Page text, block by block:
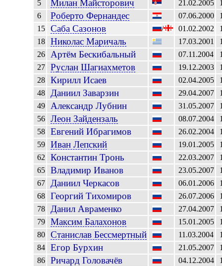
5
МиланМайсторович 21.02.2005
6
РобертоФернандес 07.06.2000
15
СабаСазонов / 01.02.2002
18
НиколасМаричаль 17.03.2001
26
АртёмБескибальный 07.11.2004
27
РусланШагиахметов 19.12.2003
28
КириллИсаев 02.04.2005
48
Даниил Заварзин 29.04.2007
49
АлександрЛубнин 31.05.2007
56
Леон Зайдензаль 08.07.2004
58
ЕвгенийИбрагимов 26.02.2004
59
ИванЛепский 19.01.2005
62
КонстантинТронь 22.03.2007
65
ВладимирИванов 23.05.2007
67
ДаниилЧеркасов 06.01.2006
68
ГеоргийТихомиров 26.07.2006
78
Данил Авраменко 27.04.2007
79
МаксимБалахонов 15.01.2005
80
СтаниславБессмертный 11.03.2004
84
ЕгорБурхин 21.05.2007
86
РичардГоловачёв 04.12.2004